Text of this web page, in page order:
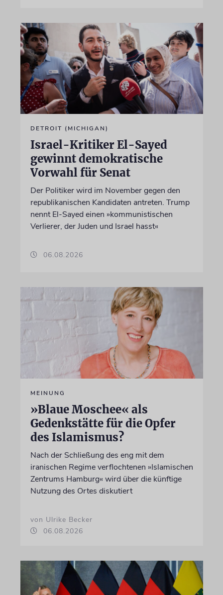
DETROIT (MICHIGAN)
Israel-Kritiker El-Sayed
gewinnt demokratische
Vorwahl für Senat
Der Politiker wird im November gegen den
republikanischen Kandidaten antreten. Trump
nennt El-Sayed einen »kommunistischen
Verlierer, der Juden und Israel hasst«
06.08.2026
MEINUNG
»Blaue Moschee« als
Gedenkstätte für die Opfer
des Islamismus?
Nach der Schließung des eng mit dem
iranischen Regime verflochtenen »Islamischen
Zentrums Hamburg« wird über die künftige
Nutzung des Ortes diskutiert
von Ulrike Becker
06.08.2026